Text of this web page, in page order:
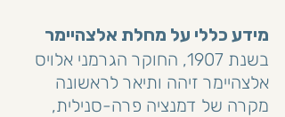
מידע כללי על מחלת אלצהיימר
בשנת 1907, החוקר הגרמני אלויס
אלצהיימר זיהה ותיאר לראשונה
מקרה של דמנציה פרה-סנילית,